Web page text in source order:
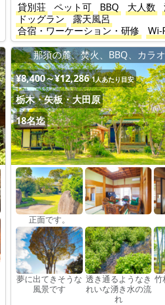
貸別荘
ペット可 BBQ 大人数
ドッグラン
露天風呂
合宿・ワーケーション・研修
Wi-
那須の麓、焚火、BBQ、カラ
¥8,400～¥12,286 1人あたり目安
栃木・矢板・大田原
18名迄
正面です。
夢に出てきそうな
風景です
透き通るようなき
れいな湧き水の流
れ
竹